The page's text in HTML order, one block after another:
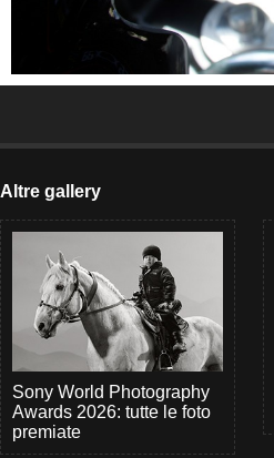
Altre gallery
Sony World Photography
Awards 2026: tutte le foto
premiate